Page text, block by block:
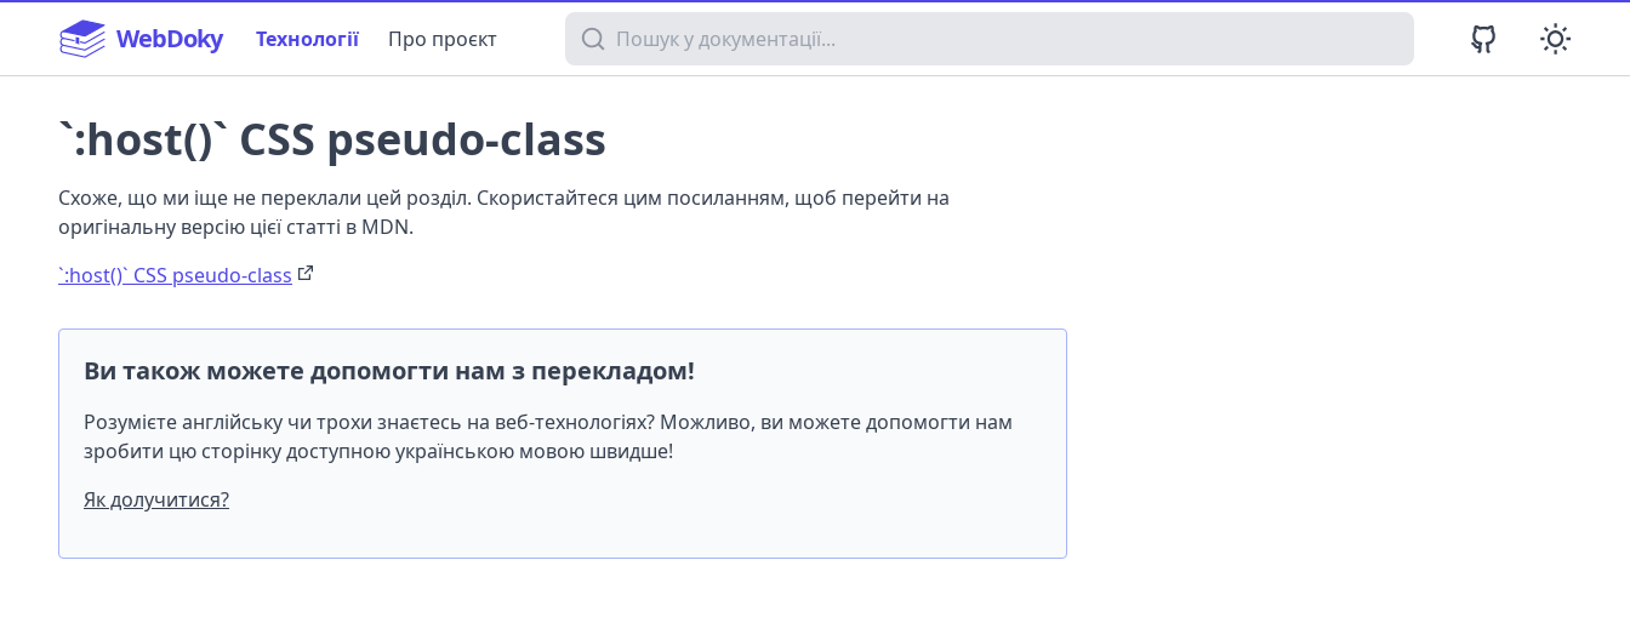
WebDoky Технології Про проєкт Пошук у документації
`:host()` CSS pseudo-class
Схоже, що ми іще не переклали цей розділ. Скористайтеся цим посиланням, щоб перейти на
оригінальну версію цієї статті в MDN.
`:host()` CSS pseudo-class
Ви також можете допомогти нам з перекладом!
Розумієте англійську чи трохи знаєтесь на веб-технологіях? Можливо, ви можете допомогти нам
зробити цю сторінку доступною українською мовою швидше!
Як долучитися?